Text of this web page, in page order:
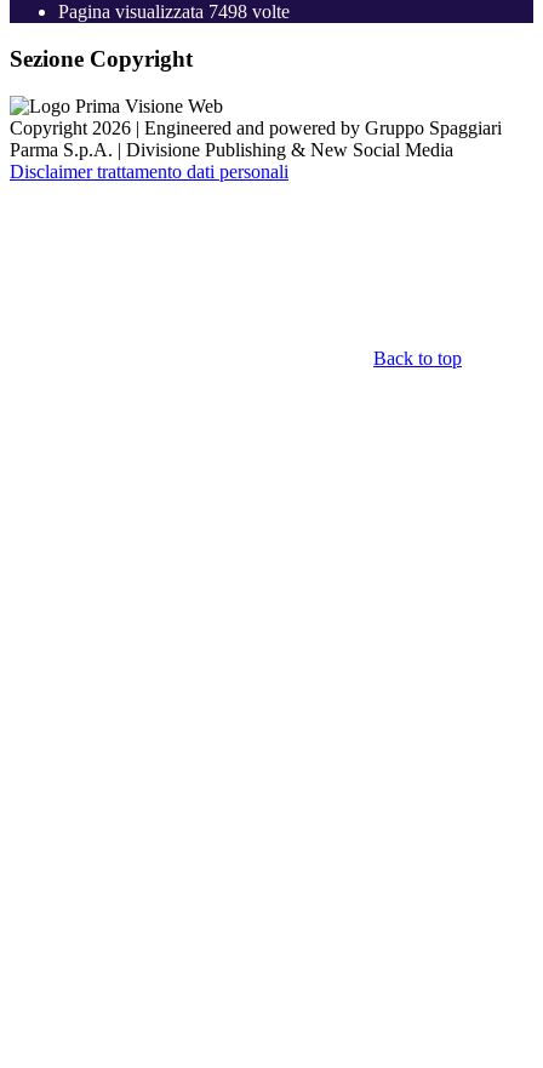
Pagina visualizzata 7498 volte
Sezione Copyright
Copyright 2026 | Engineered and powered by Gruppo Spaggiari
Parma S.p.A. | Divisione Publishing & New Social Media
Disclaimer trattamento dati personali
Back to top